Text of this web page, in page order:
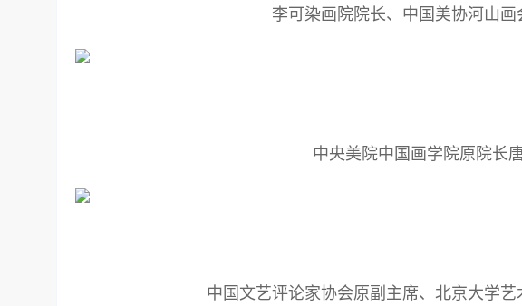
李可染画院院长、中国美协河山
中央美院中国画学院原院长
中国文艺评论家协会原副主席、北京大学